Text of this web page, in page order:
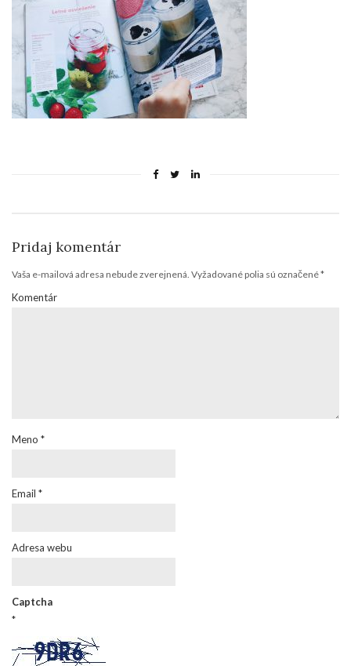
Pridaj komentár
Vaša e-mailová adresa nebude zverejnená. Vyžadované polia sú označené*
Komentár
Meno *
Email *
Adresa webu
Captcha
*